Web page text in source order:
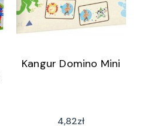
Kangur Domino Mini
4,82zł